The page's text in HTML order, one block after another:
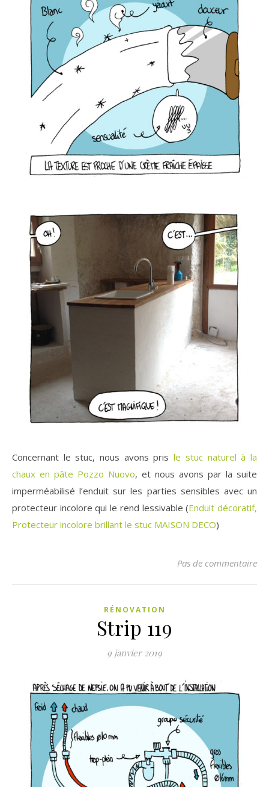
Concernant le stuc, nous avons prisle stuc naturel à la
chaux en pâte Pozzo Nuovo, et nous avons par la suite
imperméabilisé l’enduit sur les parties sensibles avec un
protecteur incolore qui le rend lessivable (Enduit décoratif,
Protecteur incolore brillant le stuc MAISON DECO)
Pas de commentaire
RÉNOVATION
Strip 119
9 janvier 2019